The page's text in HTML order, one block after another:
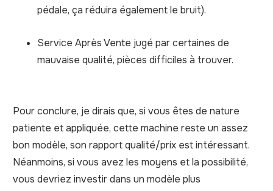
pédale, ça réduira également le bruit).
Service Après Vente jugé par certaines de
mauvaise qualité, pièces difficiles à trouver.
Pour conclure, je dirais que, si vous êtes de nature
patiente et appliquée, cette machine reste un assez
bon modèle, son rapport qualité/prix est intéressant.
Néanmoins, si vous avez les moyens et la possibilité,
vous devriez investir dans un modèle plus